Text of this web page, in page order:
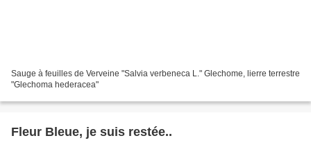
Sauge à feuilles de Verveine "Salvia verbeneca L." Glechome, lierre terrestre
"Glechoma hederacea"
Fleur Bleue, je suis restée..